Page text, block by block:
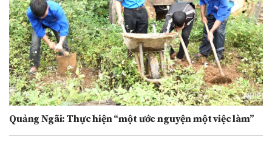
Quảng Ngãi: Thực hiện “một ước nguyện một việc làm”